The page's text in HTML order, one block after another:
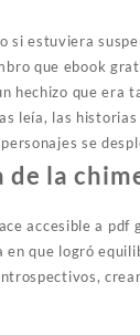
estuviera
que ebook
hechizo que era
leía, las
se
de la
accesible a pdf
que logró